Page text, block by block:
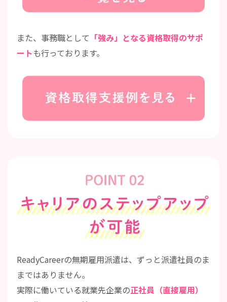
また、事務職として 「強み」となる資格取得のサポ
ートも行っております。
POINT02 キャリアのス
ReadyCareerの無期雇用派遣は、ずっと派遣社員のま
まではありません。
実際に働いている就業先企業の正社員（直接雇用）